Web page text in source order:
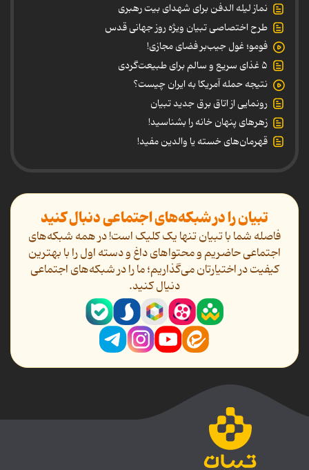
نماز لیله الدفن برای شهدای بیت رهبری
طرح اختصاصی تبیان ویژه روز جهانی قدس
فومو؛ غول جیب‌بر فضای مجازی!
۵ غذای سریع و سالم برای طبیعت‌گردی
نتیجه حمله آمریکا به ایران چیست؟
رونمایی از اتاق برق جدید تبیان
زهرهای پنهان خانه را بشناسید!
قهرمان‌های خسته یا والدین مفید!
تبیان را در شبکه‌های اجتماعی دنبال کنید
فاصله شما با تبیان تنها یک کلیک است! در همه شبکه‌های
اجتماعی حاضریم و محتواهای داغ و دسته اول را با بهترین
کیفیت در اختیارتان می‌گذاریم؛ ما را در شبکه‌های اجتماعی
دنیال کنید.